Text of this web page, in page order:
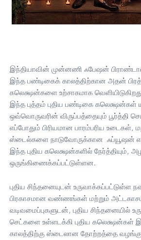
இந்தியாவின் முன்னணி ஃபேஷன்
இந்த பண்டிகைக் காலத்திற்கான அதன்
கலெக்ஷன்களை உற்சாகமாக
இந்த புத்தம் புதிய பண்டிகை கலெக்ஷன்கள்
ஒவ்வொருவரின் விருப்பத்தையும் பூர்த்தி
எப்போதும் பிரியமான பாரம்பரிய
ஸ்டைல்களை நாடுவோருக்கான ஃப்யூஷன்
இந்த புதிய கலெக்ஷன்களில் நேர்த்தியும்,
ஒருங்கிணைக்கப்பட்டுள்ளன.
புதிய சிந்தனையுடன்
பிரகாசமான வண்ணங்கள் மற்றும்
வடிவமைப்புகளுடன், புதிய சிந்தனையில்
செட்களை உள்ளடக்கி புதிய கலெக்ஷன்கள்
காலத்திற்கு ஸ்டைலான தோற்றத்தை